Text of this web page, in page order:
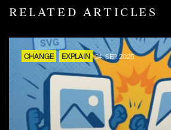
RELATED ARTICLES
CHANGE EXPLAIN 24. SEP. 2025